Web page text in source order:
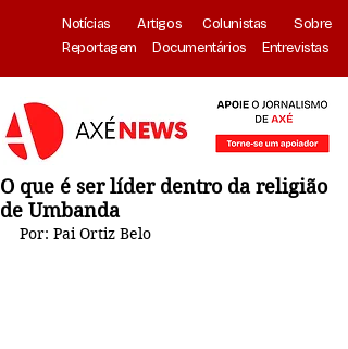
Notícias Artigos Colunistas
Sobre
Reportagem
Documentários Entrevistas
O que é ser líder dentro da religião
de Umbanda
Por: Pai Ortiz Belo